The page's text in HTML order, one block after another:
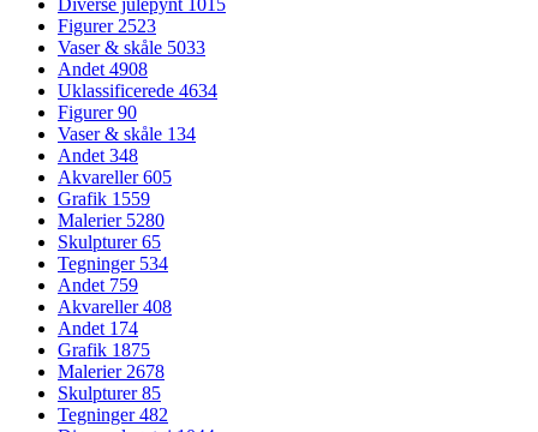
Diverse julepynt 1015
Figurer2523
Vaser & skåle 5033
Andet4908
Uklassificerede 4634
Figurer90
Vaser & skåle 134
Andet348
Akvareller605
Grafik 1559
Malerier 5280
Skulpturer65
Tegninger 534
Andet 759
Akvareller408
Andet 174
Grafik 1875
Malerier2678
Skulpturer85
Tegninger482